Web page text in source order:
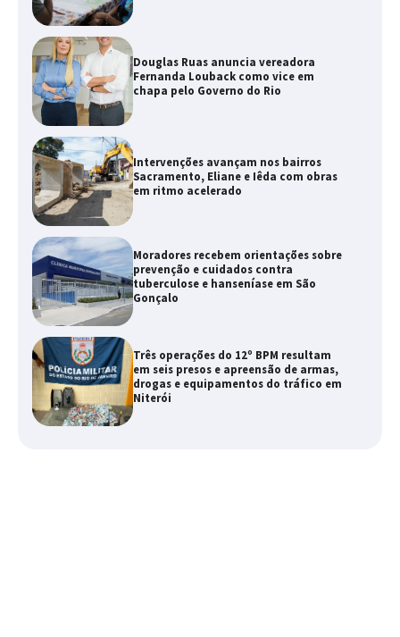
Douglas Ruas anuncia vereadora
Fernanda Louback como vice em
chapa pelo Governo do Rio
Intervenções avançam nos bairros
Sacramento, Eliane e Iêda com obras
em ritmo acelerado
Moradores recebem orientações sobre
prevenção e cuidados contra
tuberculose e hanseníase em São
Gonçalo
Três operações do 12º BPM resultam
em seis presos e apreensão de armas,
drogas e equipamentos do tráfico em
Niterói